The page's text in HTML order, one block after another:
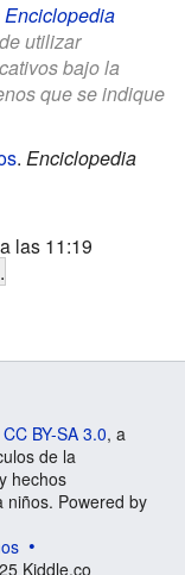
Enciclopedia
utilizar
bajo la
que se indique
. Enciclopedia
las 11:19
.
CC BY-SA 3.0, a
de la
hechos
niños. Powered by
Kiddle.co